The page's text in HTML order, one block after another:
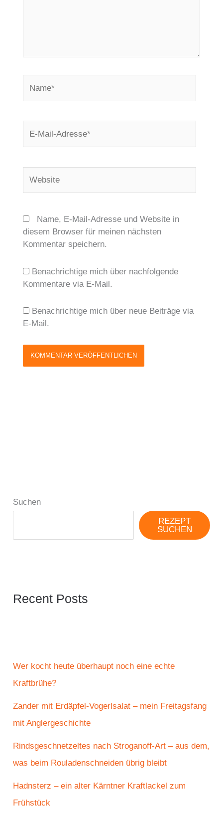
Mail-
Name, E-Mail-Adresse und Website in
diesem Browser für meinen nächsten
Kommentar speichern.
Benachrichtige mich über nachfolgende
Kommentare via E-Mail.
Benachrichtige mich über neue Beiträge via
E-Mail.
Suchen
REZEPT
SUCHEN
Recent Posts
Wer kocht heute überhaupt noch eine echte
Kraftbrühe?
Zander mit Erdäpfel-Vogerlsalat – mein Freitagsfang
mit Anglergeschichte
Rindsgeschnetzeltes nach Stroganoff-Art – aus dem,
was beim Rouladenschneiden übrig bleibt
Hadnsterz – ein alter Kärntner Kraftlackel zum
Frühstück